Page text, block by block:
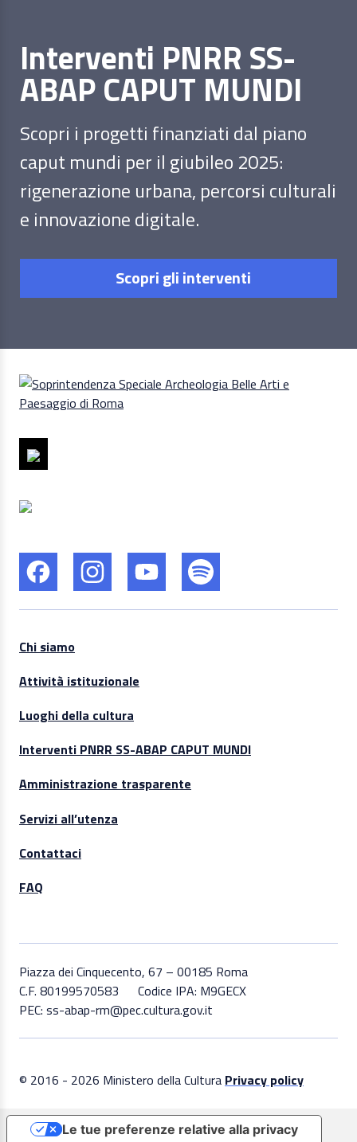
Interventi PNRR SS-
ABAP CAPUT MUNDI
Scopri i progetti finanziati dal piano
caput mundi per il giubileo 2025:
rigenerazione urbana, percorsi culturali
e innovazione digitale.
Scopri gli interventi
Chi siamo
Attività istituzionale
Luoghi della cultura
Interventi PNRR SS-ABAP CAPUT MUNDI
Amministrazione trasparente
Servizi all’utenza
Contattaci
FAQ
Piazza dei Cinquecento, 67 – 00185 Roma
C.F. 80199570583
Codice IPA: M9GECX
PEC: ss-abap-rm@pec.cultura.gov.it
© 2016 - 2026 Ministero della Cultura Privacy policy
Le tue preferenze relative alla privacy